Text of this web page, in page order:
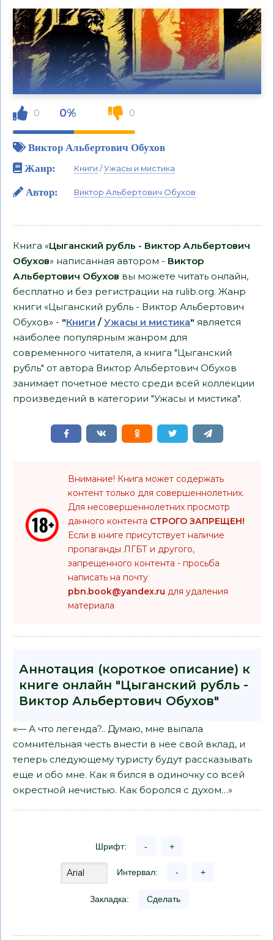
0 0% 0
Виктор Альбертович Обухов
Жанр:
Книги /Ужасы и мистика
Автор: Виктор Альбертович Обухов
Книга «Цыганский рубль - Виктор Альбертович
Обухов» написанная автором - Виктор
Альбертович Обухов вы можете читать онлайн,
бесплатно и без регистрации на rulib.org. Жанр
книги «Цыганский рубль - Виктор Альбертович
Обухов» - "Книги / Ужасы и мистика" является
наиболее популярным жанром для
современного читателя, а книга "Цыганский
рубль" от автора Виктор Альбертович Обухов
занимает почетное место среди всей коллекции
произведений в категории "Ужасы и мистика".
Внимание! Книга может содержать
контент только для совершеннолетних.
Для несовершеннолетних просмотр
данного контента СТРОГО ЗАПРЕЩЕН!
Если в книге присутствует наличие
пропаганды ЛГБТ и другого,
запрещенного контента - просьба
написать на почту
pbn.book@yandex.ru для удаления
материала
Аннотация (короткое описание) к
книге онлайн "Цыганский рубль -
Виктор Альбертович Обухов"
«— А что легенда?.. Думаю, мне выпала
сомнительная честь внести в нее свой вклад, и
теперь следующему туристу будут рассказывать
еще и обо мне. Как я бился в одиночку со всей
окрестной нечистью. Как боролся с духом…»
Шрифт: - +
Интервал: - +
Закладка: Сделать